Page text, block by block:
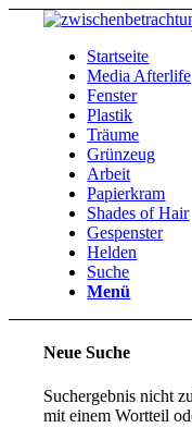
Startseite
Media Afterlife
Fenster
Plastik
Träume
Grünzeug
Arbeit
Papierkram
Shades of Hair
Gespenster
Helden
Suche
Menü
Neue Suche
Suchergebnis nicht
mit einem Wortteil